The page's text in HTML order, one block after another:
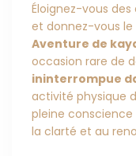
Éloignez-vous
et donnez-vous
Aventure de
occasion rare de
ininterrompue
activité physique
pleine
la clarté et au